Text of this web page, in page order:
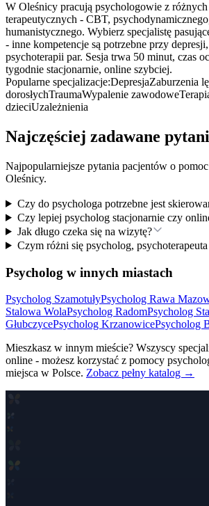
W Oleśnicy pracują psychologowie z
terapeutycznych - CBT,
humanistycznego. Wybierz specjalistę
- inne kompetencje są potrzebne przy
psychoterapii par. Sesja trwa 50 minut, czas
tygodnie stacjonarnie, online szybciej.
Popularne specjalizacje:DepresjaZaburzenia
dorosłychTraumaWypalenie zawodowe
dzieciUzależnienia
Najczęściej zadawane
Najpopularniejsze pytania pacjentów o
Oleśnicy.
Czy do psychologa potrzebne jest
Czy lepiej psycholog stacjonarnie czy
Jak długo czeka się na wizytę?
Czym różni się psycholog,
Psycholog w innych miastach
Psycholog SzamotułyPsycholog Rawa
Stalowa WolaPsycholog RadomPsycholog
GłubczycePsycholog KrzanowicePsycholog
Mieszkasz w innym mieście? Wszyscy
online - możesz korzystać z pomocy
miejsca w Polsce. Zobacz pełny katalog →